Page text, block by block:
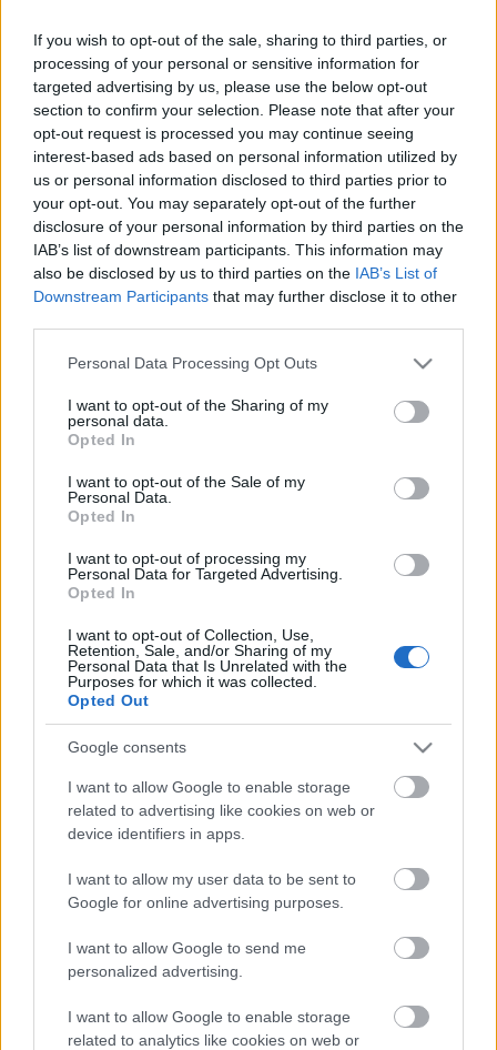
If you wish to opt-out of the sale, sharing to third parties, or
processing of your personal or sensitive information for
targeted advertising by us, please use the below opt-out
section to confirm your selection. Please note that after your
opt-out request is processed you may continue seeing
interest-based ads based on personal information utilized by
us or personal information disclosed to third parties prior to
your opt-out. You may separately opt-out of the further
disclosure of your personal information by third parties on the
IAB’s list of downstream participants. This information may
also be disclosed by us to third parties on the IAB’s List of
Downstream Participants that may further disclose it to other
Please note that this website/app uses one or more Google
not limited to your visit or usage behaviour. You may click to
grant or deny consent to Google and its third-party tags to
use your data for below specified purposes in below Google
consent section.
Personal Data Processing Opt Outs
I want to opt-out of the Sharing of my
personal data.
Opted In
I want to opt-out of the Sale of my
Personal Data.
Opted In
I want to opt-out of processing my
Personal Data for Targeted Advertising.
Opted In
I want to opt-out of Collection, Use,
Retention, Sale, and/or Sharing of my
Personal Data that Is Unrelated with the
Purposes for which it was collected.
Opted Out
Google consents
I want to allow Google to enable storage
related to advertising like cookies on web or
device identifiers in apps.
I want to allow my user data to be sent to
Google for online advertising purposes.
I want to allow Google to send me
personalized advertising.
I want to allow Google to enable storage
related to analytics like cookies on web or
mozgásokkal, hőtani „viselkedéssel” és más jó
teljesítményparaméterekkel. A modell egyik
legfontosabb outputja az általa generált tárgy
geometriája.
Geometria mellett folyamatparamétereket és
(például az utófeldolgozásra és a geometriára
vonatkozó) fájlokat generál. Ezek szimulálhatók,
tesztelhetők. A megfigyelt viselkedés
visszacsatolódik a rendszerbe, folyamatosan javítva
azt, majd újabb iterációk következnek mindaddig,
amíg a modell el nem éri a kívánt szintet.
Fejlesztői elmondták, hogy a Noyron „work in
progress”, mindig folyamatban lévő munka.
Ügyfeleik számára a szoftveren alapuló egyedi
számítási modelleket építettek olyan területeken,
mint például űrjárművek meghajtása, amely
egyrészt a Noyron mérnöki alapismereteiben
gyökerezik, másrészt nagyon speciális szabályokat is
alkalmaznak rá.
Szintén elmondták, hogy a tárgyaik komplex
geometrikus kernellel készítik, de ugyanakkor a
Noyron, érvényesítve a logika és a fizika által szintén
meghatározott mérnöki megközelítést, túl is lép a
geometrián.
Mesterséges intelligenciáról és automatizációról
nem beszéltek, viszont egyértelmű, hogy egy ilyen
szoftver mindkét területtel átfedésben van (mint
ahogy azok is egymással), valamint az is, hogy az
additív gyártás jövőjében fontos szerepet játszanak
majd a Noyron-féle megoldások.
Címkék: szoftver automatizálás Dubai